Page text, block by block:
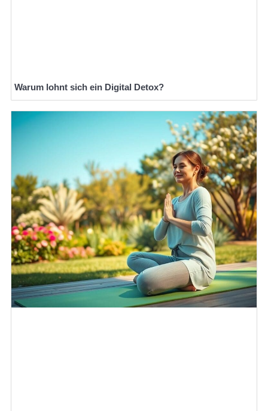
Warum lohnt sich ein Digital Detox?